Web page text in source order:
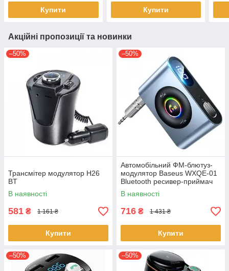
Купити Купити
Акційні пропозиції та новинки
–50%
Трансмітер модулятор H26
BT
В наявності
581 ₴ 1 161 ₴
Купити
–50%
Автомобільний ФМ-блютуз-
модулятор Baseus WXQE-01
Bluetooth ресивер-приймач
аудіоадаптер Чорний
В наявності
716 ₴ 1 431 ₴
Купити
–50% –50%